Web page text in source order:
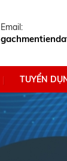
Email:
TUYỂN